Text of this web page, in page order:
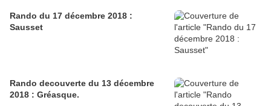
Rando du 17 décembre 2018 :
Sausset
Rando decouverte du 13 décembre
2018 : Gréasque.